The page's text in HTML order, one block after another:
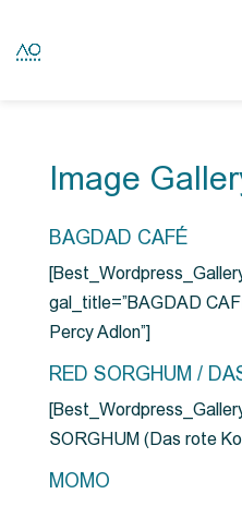
Image
BAGDAD CAFÉ
gal_title=”BAGDAD
Percy Adlon”]
RED SORGHUM /
SORGHUM (Das rote
MOMO